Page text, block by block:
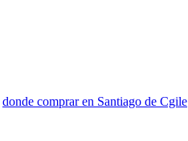
donde comprar en Santiago de Cgile